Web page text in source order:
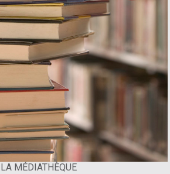
LA MÉDIATHÈQUE